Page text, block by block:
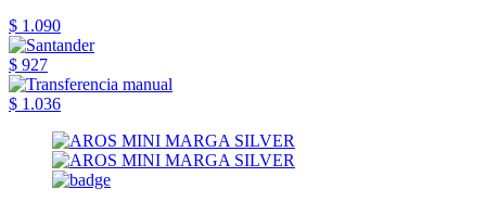
$ 1.090
$ 927
$ 1.036